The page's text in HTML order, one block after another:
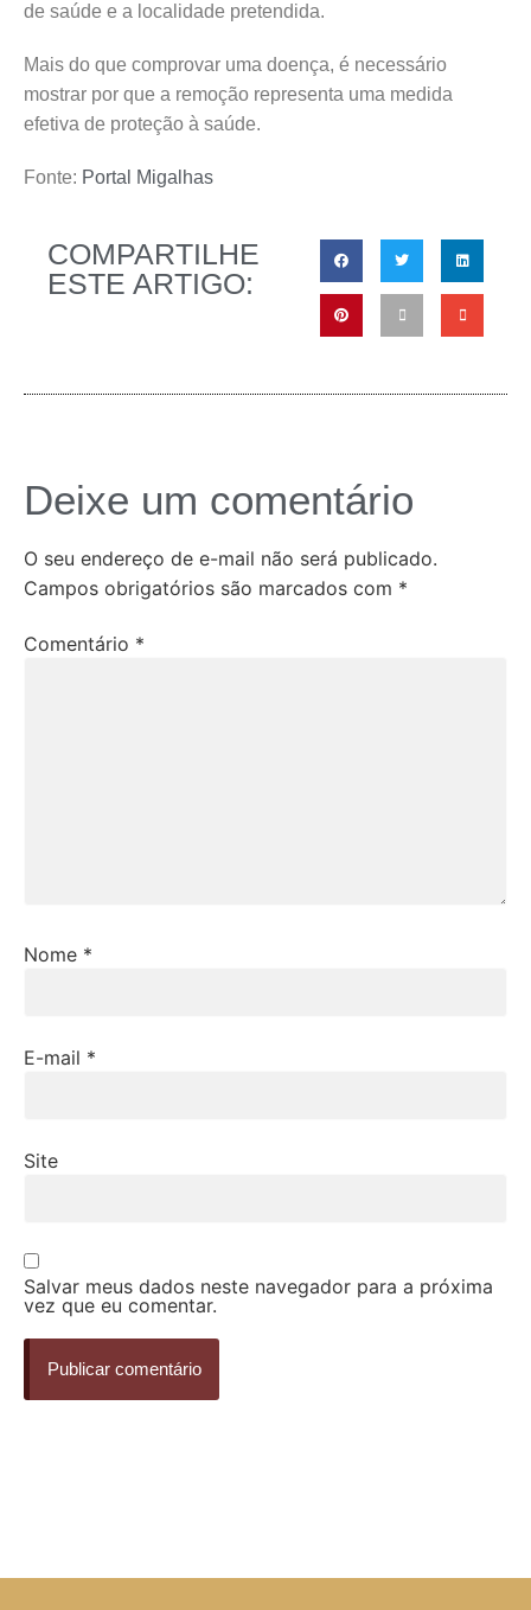
de saúde e a localidade pretendida.
Mais do que comprovar uma doença, é necessário
mostrar por que a remoção representa uma medida
efetiva de proteção à saúde.
Fonte: Portal Migalhas
COMPARTILHE
ESTE ARTIGO:
Deixe um comentário
O seu endereço de e-mail não será publicado.
Campos obrigatórios são marcados com *
Comentário *
Nome *
E-mail *
Site
Salvar meus dados neste navegador para a próxima
vez que eu comentar.